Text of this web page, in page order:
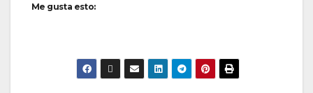
Me gusta esto: